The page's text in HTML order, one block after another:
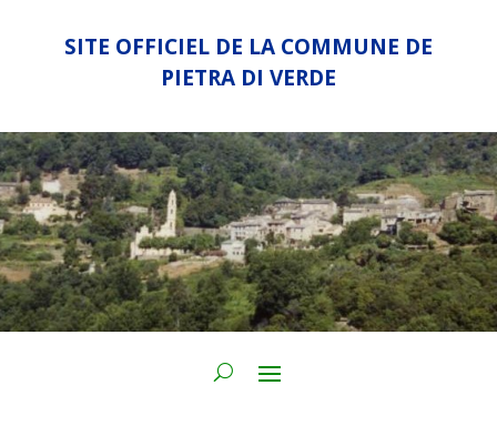
SITE OFFICIEL DE LA COMMUNE DE
PIETRA DI VERDE